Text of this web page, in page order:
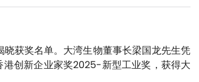
获奖名单。大湾生物董事长梁国龙先生凭
创新企业家奖2025-新型工业奖，获得大